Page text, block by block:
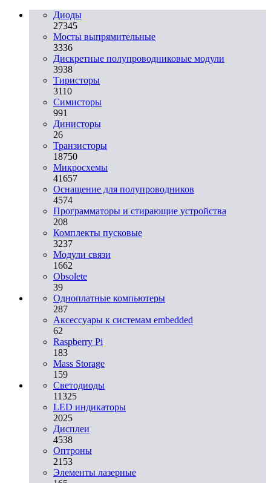
Диоды
27345
Мосты выпрямительные
3336
Дискретные полупроводниковые модули
3938
Тиристоры
3110
Симисторы
991
Динисторы
26
Транзисторы
18750
Микросхемы
41657
Оснащение для полупроводников
4574
Программаторы и стирающие устройства
208
Комплекты пусковые
3237
Модули связи
1662
Obsolete
39
Одноплатные компьютеры
287
Аксессуары к системам embedded
62
Raspberry Pi
183
Mass Storage
159
Светодиоды
11325
LED индикаторы
2025
Дисплеи
4538
Оптроны
2153
Элементы лазерные